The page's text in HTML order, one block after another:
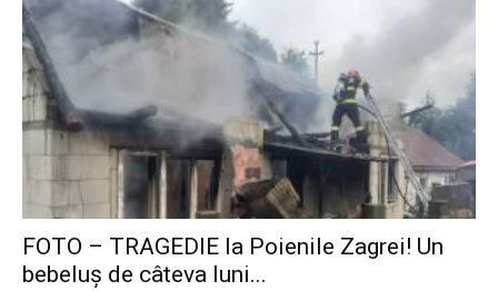
FOTO – TRAGEDIE la Poienile Zagrei! Un
bebeluș de câteva luni...